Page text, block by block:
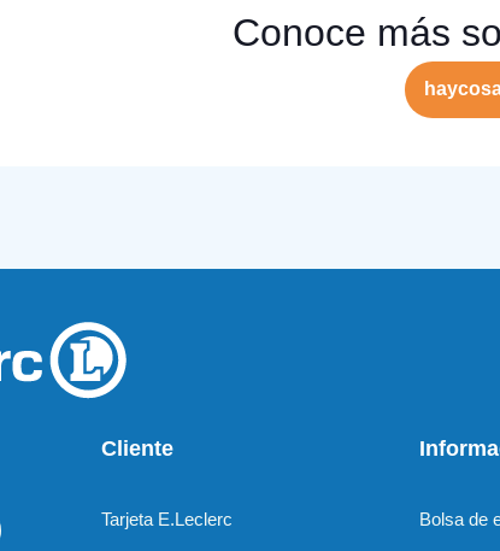
Conoce más
Cliente
Tarjeta E.Leclerc Bolsa de